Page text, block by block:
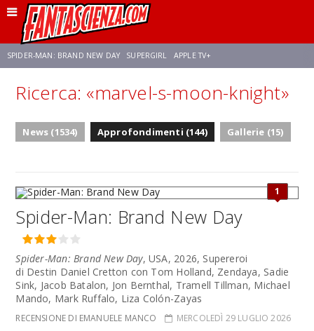
SPIDER-MAN: BRAND NEW DAY SUPERGIRL APPLE TV+
FRANCO RICCIARDIELLO ZENDAYA AVENGERS: DOOMSDAY STAR TREK
Ricerca: «marvel-s-moon-knight»
News (1534) Approfondimenti (144) Gallerie (15)
1
Spider-Man: Brand New Day
Spider-Man: Brand New Day, USA, 2026, Supereroi
di Destin Daniel Cretton con Tom Holland, Zendaya, Sadie
Sink, Jacob Batalon, Jon Bernthal, Tramell Tillman, Michael
Mando, Mark Ruffalo, Liza Colón-Zayas
RECENSIONE DI EMANUELE MANCO MERCOLEDÌ 29 LUGLIO 2026